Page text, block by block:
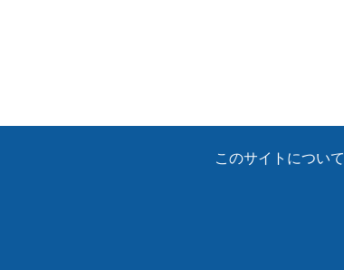
このサイトについて